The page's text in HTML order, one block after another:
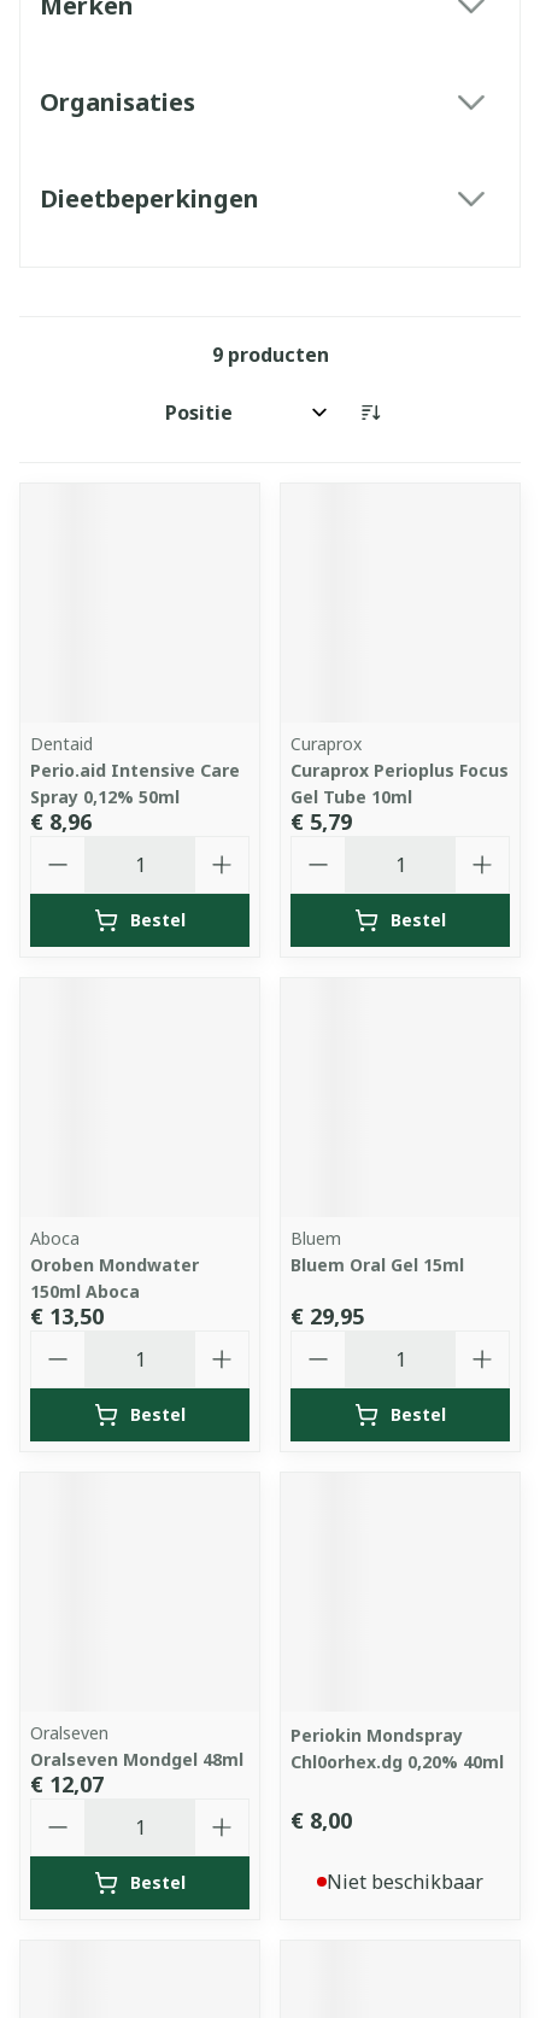
Organisaties
Dieetbeperkingen
9producten
Sorteer op:
Dentaid
Perio.aid Intensive Care
Spray 0,12% 50ml
€ 8,96
Bestel
Curaprox
Curaprox Perioplus Focus
Gel Tube 10ml
€ 5,79
Bestel
Aboca
Oroben Mondwater
150ml Aboca
€ 13,50
Bestel
Bluem
Bluem Oral Gel 15ml
€ 29,95
Bestel
Oralseven
Oralseven Mondgel 48ml
€ 12,07
Bestel
Periokin Mondspray
Chl0orhex.dg 0,20% 40ml
€ 8,00
Niet beschikbaar